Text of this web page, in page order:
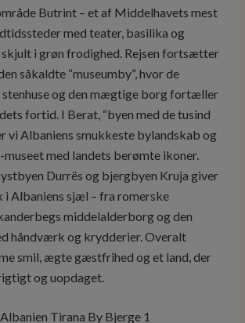
Butrint – et af Middelhavets mest
med teater, basilika og
i grøn frodighed. Rejsen fortsætter
såkaldte “museumby”, hvor de
og den mægtige borg fortæller
fortid. I Berat, “byen med de tusind
vi Albaniens smukkeste bylandskab og
med landets berømte ikoner.
Durrës og bjergbyen Kruja giver
i Albaniens sjæl – fra romerske
middelalderborg og den
håndværk og krydderier. Overalt
smil, ægte gæstfrihed og et land, der
og uopdaget.